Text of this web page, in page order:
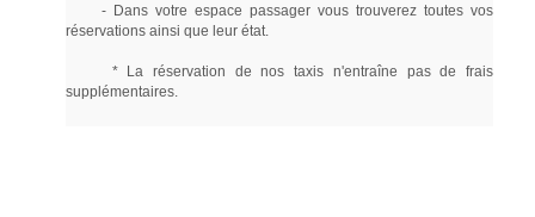
- Dans votre espace passager vous trouverez toutes vos
réservations ainsi que leur état.
* La réservation de nos taxis n'entraîne pas de frais
supplémentaires.